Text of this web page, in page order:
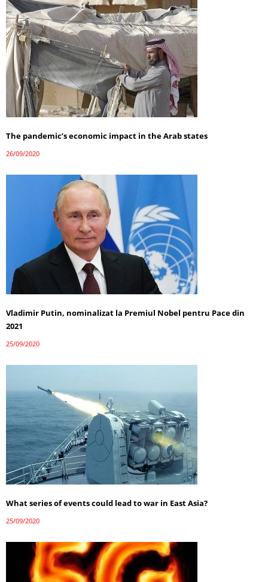
The pandemic’s economic impact in the Arab states
26/09/2020
Vladimir Putin, nominalizat la Premiul Nobel pentru Pace din
2021
25/09/2020
What series of events could lead to war in East Asia?
25/09/2020